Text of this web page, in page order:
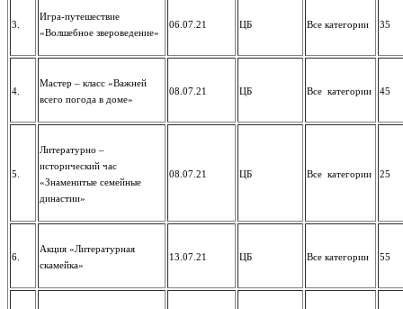
3.
Игра-путешествие
«Волшебное звероведение»
06.07.21 ЦБ Все категории 35
4.
Мастер – класс «Важней
всего погода в доме»
08.07.21 ЦБ Все категории 45
5.
Литературно –
исторический час
«Знаменитые семейные
династии»
08.07.21 ЦБ Все категории 25
6.
Акция «Литературная
скамейка»
13.07.21 ЦБ Все категории 55